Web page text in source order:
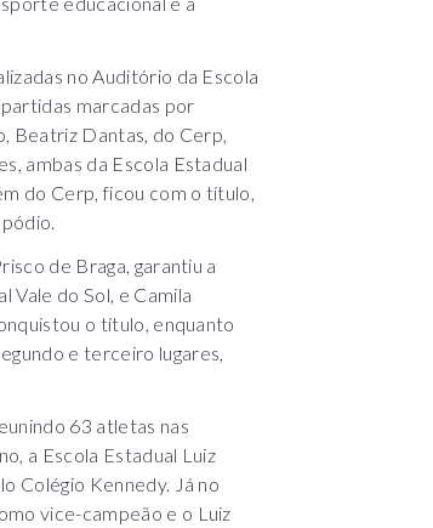
no Auditório da Escola
marcadas por
Beatriz Dantas, do Cerp,
ambas da Escola Estadual
do Cerp, ficou com o título,
de Braga, garantiu a
Vale do Sol, e Camila
o título, enquanto
e terceiro lugares,
63 atletas nas
a Escola Estadual Luiz
Colégio Kennedy. Já no
vice-campeão e o Luiz